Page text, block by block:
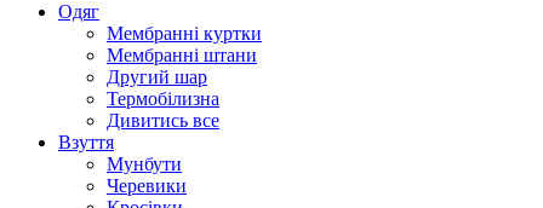
Одяг
Мембранні куртки
Мембранні штани
Другий шар
Термобілизна
Дивитись все
Взуття
Мунбути
Черевики